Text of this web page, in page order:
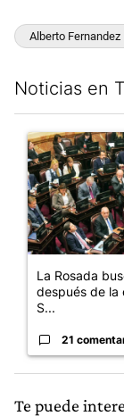
Alberto Fernandez
Noticias en
Un artículo de
La Rosada
después de la
S...
21